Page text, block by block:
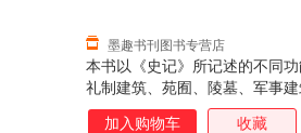
本书以《史记》所记述的不同
礼制建筑、苑囿、陵墓、军事
《史记》所记载的各类建筑进
墨趣书刊图书专营店
加入购物车 收藏